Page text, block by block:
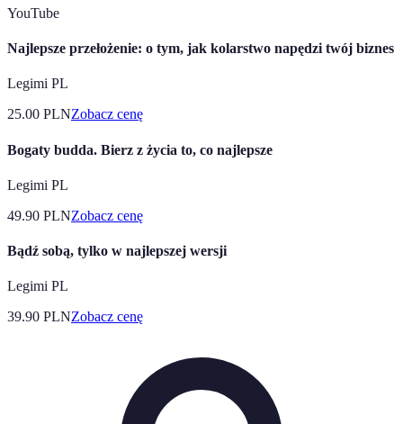
YouTube
Najlepsze przełożenie: o tym, jak kolarstwo napędzi twój biznes
Legimi PL
25.00 PLNZobacz cenę
Bogaty budda. Bierz z życia to, co najlepsze
Legimi PL
49.90 PLNZobacz cenę
Bądź sobą, tylko w najlepszej wersji
Legimi PL
39.90 PLNZobacz cenę